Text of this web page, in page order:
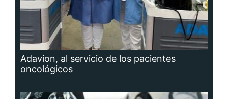
Adavion, al servicio de los pacientes
oncológicos